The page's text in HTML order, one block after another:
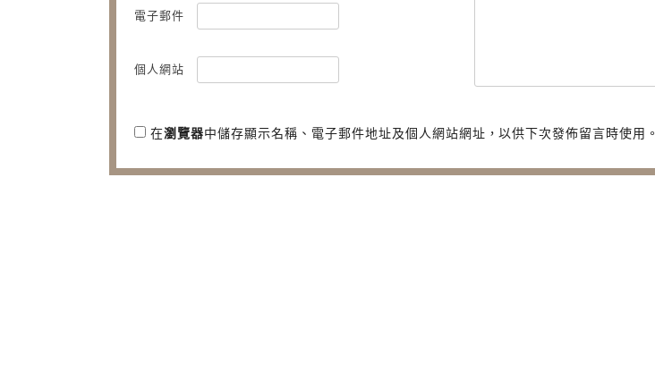
電子郵件
個人網站
在瀏覽器中儲存顯示名稱、電子郵件地址及個人網站網址，以供下次發佈留言時使用。